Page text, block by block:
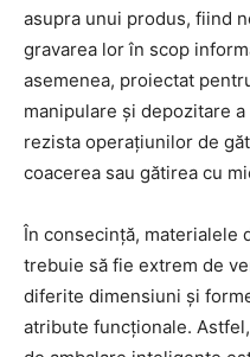
asupra unui produs, fiind
gravarea lor în scop
asemenea, proiectat
manipulare și depozitare
rezista operațiunilor de
coacerea sau gătirea cu
În consecință, materialele
trebuie să fie extrem de
diferite dimensiuni și
atribute funcționale.